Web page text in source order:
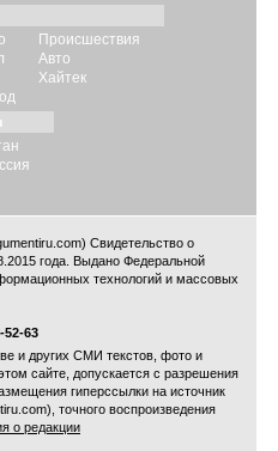
Происшествия
Авто
Хайтек
Свидетельство о
года. Выдано Федеральной
технологий и массовых
52-63
и других СМИ текстов, фото и
сайте, допускается с разрешения
гиперссылки на источник
точного воспроизведения
о редакции